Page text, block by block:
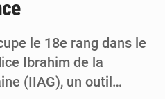
le 18e rang dans le
Ibrahim de la
(IIAG), un outil…